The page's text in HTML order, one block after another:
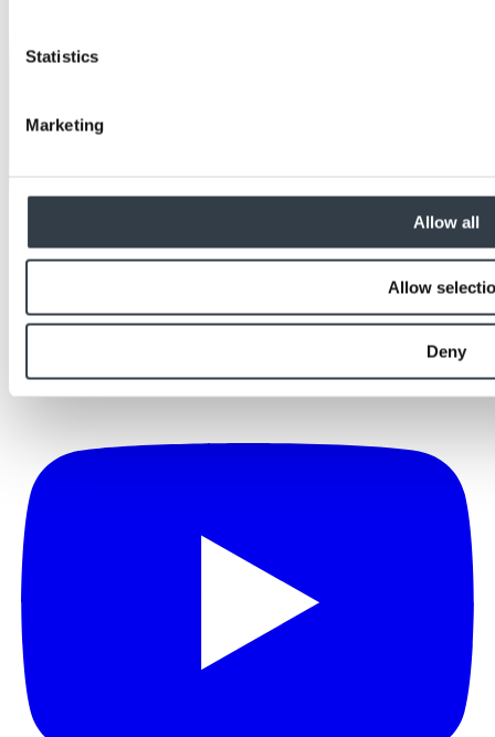
Statistics
Marketing
Allow all
Allow
Deny